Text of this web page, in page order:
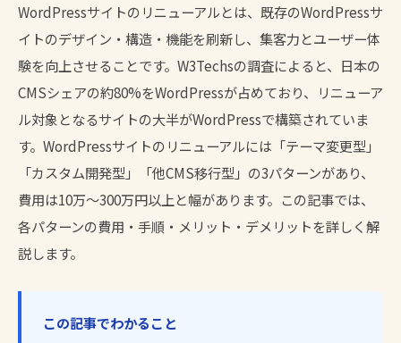
WordPressサイトのリニューアルとは、既存のWordPressサ
イトのデザイン・構造・機能を刷新し、集客力とユーザー体
験を向上させることです。W3Techsの調査によると、日本の
CMSシェアの約80%をWordPressが占めており、リニューア
ル対象となるサイトの大半がWordPressで構築されていま
す。WordPressサイトのリニューアルには「テーマ変更型」
「カスタム開発型」「他CMS移行型」の3パターンがあり、
費用は10万〜300万円以上と幅があります。この記事では、
各パターンの費用・手順・メリット・デメリットを詳しく解
説します。
この記事でわかること